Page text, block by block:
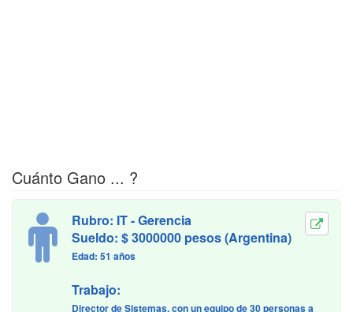
Cuánto Gano ... ?
Rubro: IT - Gerencia
Sueldo: $ 3000000 pesos (Argentina)
Edad: 51 años
Trabajo:
Director de Sistemas, con un equipo de 30 personas a